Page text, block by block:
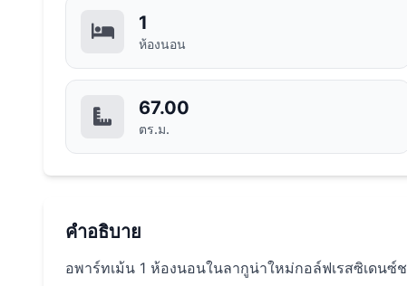
1
ห้องนอน
67.00
ตร.ม.
คำอธิบาย
อพาร์ทเม้น 1 ห้องนอนในลากูน่าใหม่กอล์ฟเรสซิเดนซ์